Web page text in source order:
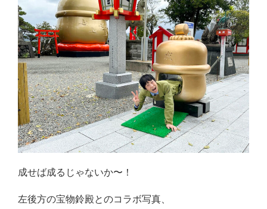
成せば成るじゃないか〜！
左後方の宝物鈴殿とのコラボ写真、